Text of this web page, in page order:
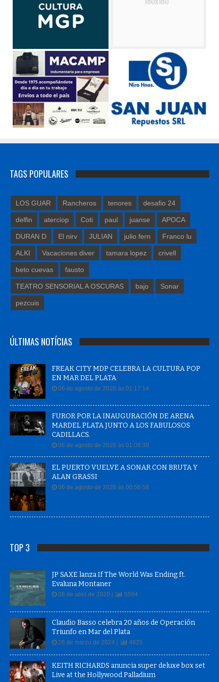
TAGS POPULARES
LOS GUAR Rancheros tenores desafio 24
delfin aterciop Coti paul juanse APOCA
DURAN D El nirv JULIAN julio fern Franco lu
ALKI Vacaciones diver tamara lopez crivell
beto cuevas fausto
TEATRO SENSORIAL A OSCURAS bajo Sonar
pezcuis
ÚLTIMAS NOTÍCIAS
FREAK CITY MDP CELEBRA LA CULTURA POP
EN MAR DEL PLATA
06 de agosto de 2026 às 01:17:14
FUROR POR LA INAUGURACIÓN DE ARENA
MARDEL PLATA JUNTO A LOS FABULOSOS
CADILLACS.
06 de agosto de 2026 às 01:08:39
EL PUERTO VUELVE A SONAR CON BRUTA Y
ALAN GRASSI
06 de agosto de 2026 às 00:56:58
TOP 3
JP SAXE lanza If The World Was Ending ft.
Evaluna Montaner
08 de abril de 2020 | 5594
Claudio Basso celebra 20 años de Operación
Triunfo en Mar del Plata
26 de marzo de 2024 | 4625
KEITH RICHARDS anuncia super deluxe box set
Live at the Hollywood Palladium